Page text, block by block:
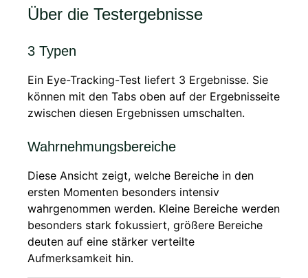
Über die Testergebnisse
3 Typen
Ein Eye-Tracking-Test liefert 3 Ergebnisse. Sie
können mit den Tabs oben auf der Ergebnisseite
zwischen diesen Ergebnissen umschalten.
Wahrnehmungsbereiche
Diese Ansicht zeigt, welche Bereiche in den
ersten Momenten besonders intensiv
wahrgenommen werden. Kleine Bereiche werden
besonders stark fokussiert, größere Bereiche
deuten auf eine stärker verteilte
Aufmerksamkeit hin.